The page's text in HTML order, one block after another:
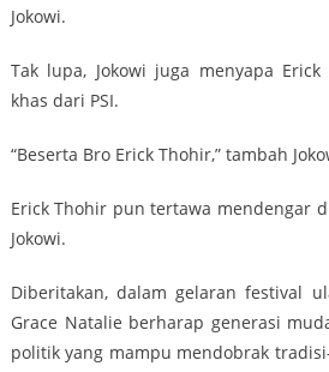
Jokowi.
Tak lupa, Jokowi juga menyapa
khas dari PSI.
“Beserta Bro Erick Thohir,” tambah
Erick Thohir pun tertawa mendengar
Jokowi.
Diberitakan, dalam gelaran festival
Grace Natalie berharap generasi
politik yang mampu mendobrak